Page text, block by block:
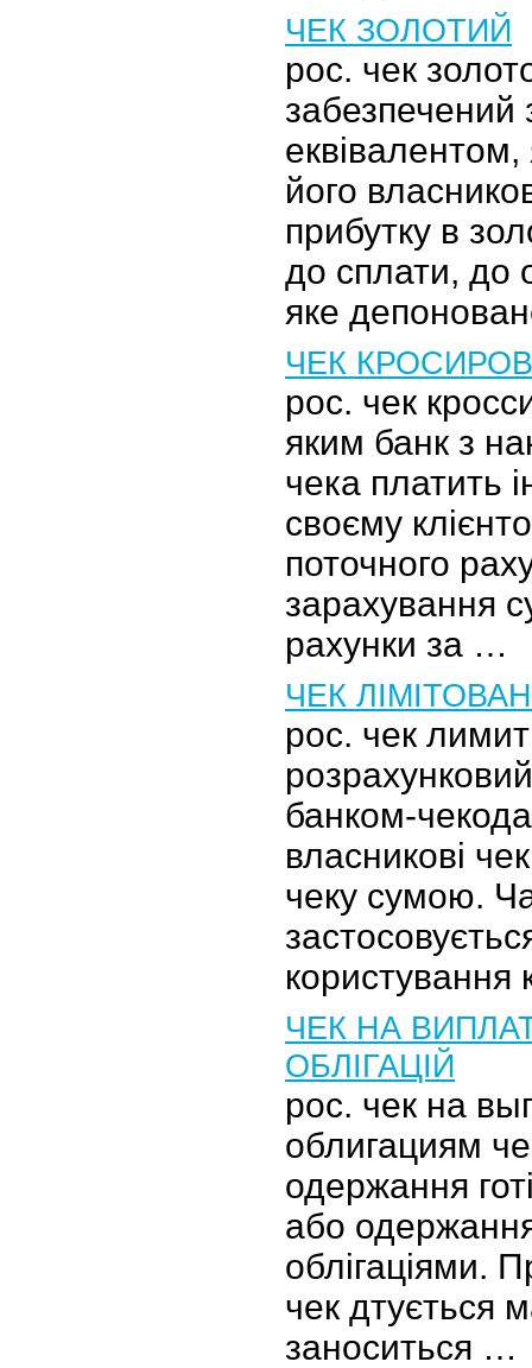
ЧЕК ЗОЛОТИЙ
рос. чек
забезпечений
еквівалентом,
його
прибутку в
до сплати, до
яке
ЧЕК
рос. чек
яким банк з
чека платить
своєму
поточного
зарахування
рахунки за …
ЧЕК
рос. чек
банком-
власникові
чеку сумою.
користування
ЧЕК НА
ОБЛІГАЦІЙ
рос. чек на
облигациям
одержання
або
облігаціями.
чек дтується
заноситься …